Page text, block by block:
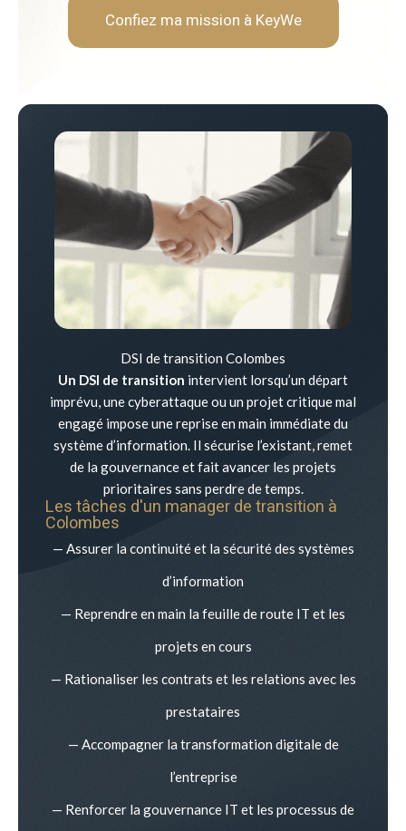
Confiez ma mission à KeyWe
DSI de transition Colombes
Un DSI de transition intervient lorsqu’un départ
imprévu, une cyberattaque ou un projet critique mal
engagé impose une reprise en main immédiate du
système d’information. Il sécurise l’existant, remet
de la gouvernance et fait avancer les projets
prioritaires sans perdre de temps.
Les tâches d'un manager de transition à
Colombes
— Assurer la continuité et la sécurité des systèmes
d’information
— Reprendre en main la feuille de route IT et les
projets en cours
— Rationaliser les contrats et les relations avec les
prestataires
— Accompagner la transformation digitale de
l’entreprise
— Renforcer la gouvernance IT et les processus de